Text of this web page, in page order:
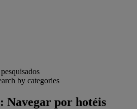
by categories
por hotéis